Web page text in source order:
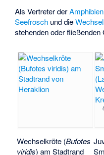
Als Vertreter derAmphibien
Seefrosch und die
stehenden oder
Wechselkröte (Bufotes
viridis) am Stadtrand